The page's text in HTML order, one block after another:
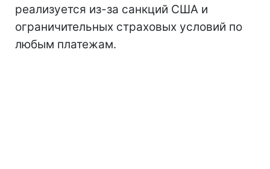
реализуется из-за санкций США и
ограничительных страховых условий по
любым платежам.